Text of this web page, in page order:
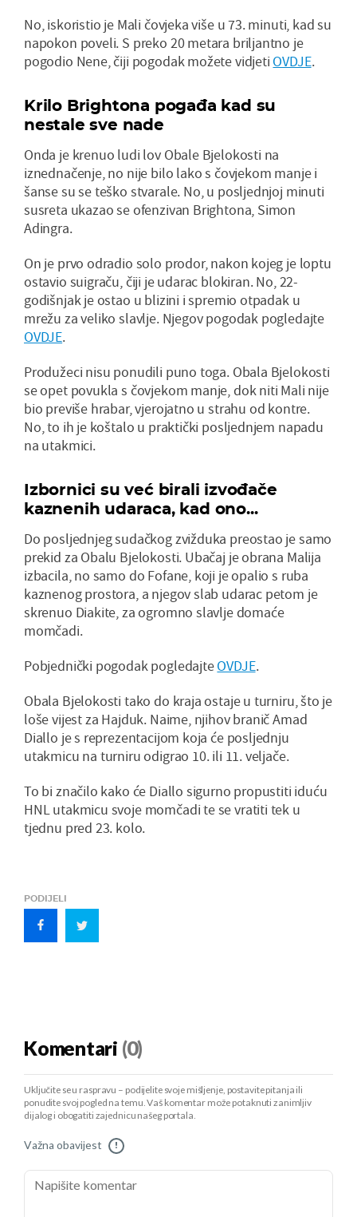
No, iskoristio je Mali čovjeka više u 73. minuti, kad su
napokon poveli. S preko 20 metara briljantno je
pogodio Nene, čiji pogodak možete vidjeti OVDJE.
Krilo Brightona pogađa kad su
nestale sve nade
Onda je krenuo ludi lov Obale Bjelokosti na
iznednačenje, no nije bilo lako s čovjekom manje i
šanse su se teško stvarale. No, u posljednjoj minuti
susreta ukazao se ofenzivan Brightona, Simon
Adingra.
On je prvo odradio solo prodor, nakon kojeg je loptu
ostavio suigraču, čiji je udarac blokiran. No, 22-
godišnjak je ostao u blizini i spremio otpadak u
mrežu za veliko slavlje. Njegov pogodak pogledajte
OVDJE.
Produžeci nisu ponudili puno toga. Obala Bjelokosti
se opet povukla s čovjekom manje, dok niti Mali nije
bio previše hrabar, vjerojatno u strahu od kontre.
No, to ih je koštalo u praktički posljednjem napadu
na utakmici.
Izbornici su već birali izvođače
kaznenih udaraca, kad ono...
Do posljednjeg sudačkog zvižduka preostao je samo
prekid za Obalu Bjelokosti. Ubačaj je obrana Malija
izbacila, no samo do Fofane, koji je opalio s ruba
kaznenog prostora, a njegov slab udarac petom je
skrenuo Diakite, za ogromno slavlje domaće
momčadi.
Pobjednički pogodak pogledajteOVDJE.
Obala Bjelokosti tako do kraja ostaje u turniru, što je
loše vijest za Hajduk. Naime, njihov branič Amad
Diallo je s reprezentacijom koja će posljednju
utakmicu na turniru odigrao 10. ili 11. veljače.
To bi značilo kako će Diallo sigurno propustiti iduću
HNL utakmicu svoje momčadi te se vratiti tek u
tjednu pred 23. kolo.
PODIJELI
Komentari (0)
Uključite se u raspravu – podijelite svoje mišljenje, postavite pitanja ili
ponudite svoj pogled na temu. Vaš komentar može potaknuti zanimljiv
dijalog i obogatiti zajednicu našeg portala.
Važna obavijest !